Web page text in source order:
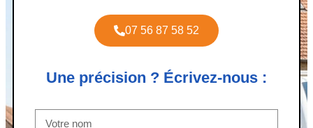
07 56 87 58 52
Une précision ? Écrivez-nous :